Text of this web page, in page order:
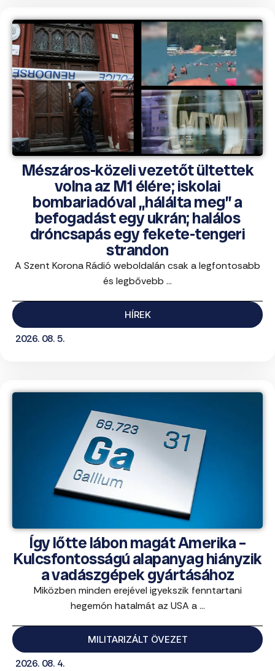
Mészáros-közeli vezetőt ültettek
volna az M1 élére; iskolai
bombariadóval „hálálta meg” a
befogadást egy ukrán; halálos
dróncsapás egy fekete-tengeri
strandon
A Szent Korona Rádió weboldalán csak a legfontosabb
és legbővebb ...
HÍREK
2026. 08. 5.
Így lőtte lábon magát Amerika –
Kulcsfontosságú alapanyag hiányzik
a vadászgépek gyártásához
Miközben minden erejével igyekszik fenntartani
hegemón hatalmát az USA a ...
MILITARIZÁLT ÖVEZET
2026. 08. 4.